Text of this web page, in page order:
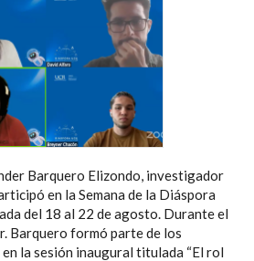
Barquero Elizondo, investigador
en la Semana de la Diáspora
del 18 al 22 de agosto. Durante el
Barquero formó parte de los
la sesión inaugural titulada “El rol